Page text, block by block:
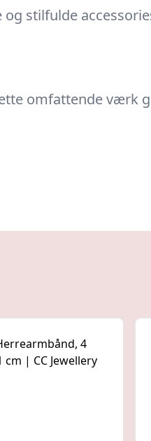
stilfulde
omfattende værk